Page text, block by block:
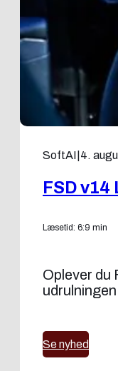
SoftAI 4.
FSD
Læsetid: 6:9 min
Oplever du
Se nyhed